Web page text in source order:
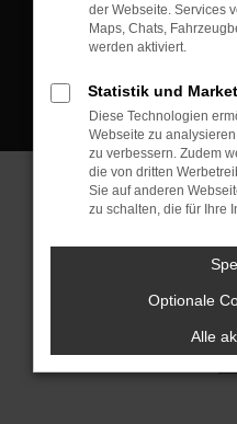
Tel.: +49
Fax: +49
Mail:
Cookie
© 2026 Jakob Trading
Neustadt/Vogtland | fj@jakob-
der Webseite. Services
Maps, Chats,
werden aktiviert.
Statistik und
Diese Technologien
Webseite zu
zu verbessern. Zudem
die von dritten
Sie auf anderen
zu schalten, die für Ihre
Optionale
Alle